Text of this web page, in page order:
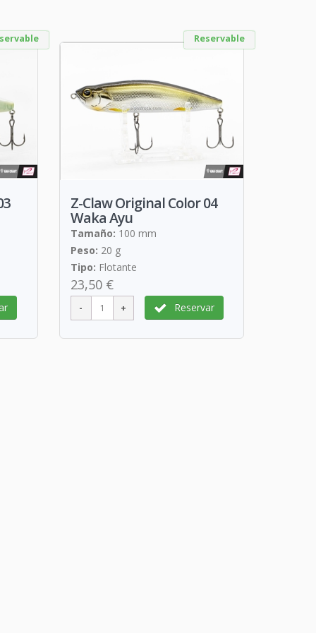
Reservable
Z-Claw Original Color 04
Waka Ayu
Tamaño: 100 mm
Peso: 20 g
Tipo: Flotante
23,50 €
Reservar